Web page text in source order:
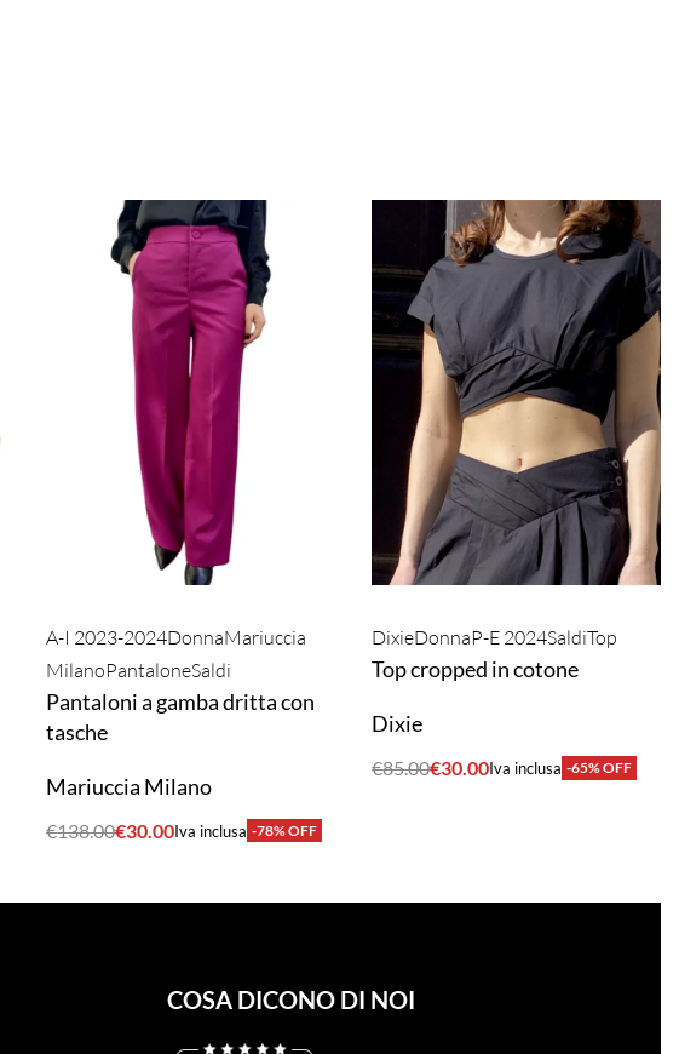
A-I 2023-2024DonnaMariuccia
MilanoPantaloneSaldi
Pantaloni a gamba dritta con
tasche
Mariuccia Milano
€138.00€30.00Iva inclusa -78% OFF
DixieDonnaP-E 2024SaldiTop
Top cropped in cotone
Dixie
€85.00€30.00Iva inclusa -65% OFF
COSA DICONO DI NOI